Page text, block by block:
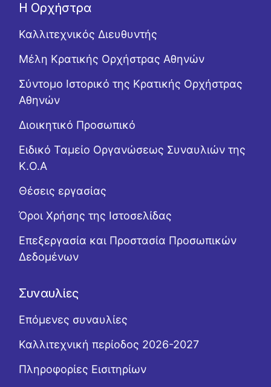
Η Ορχήστρα
Καλλιτεχνικός Διευθυντής
Μέλη Κρατικής Ορχήστρας Αθηνών
Σύντομο Ιστορικό της Κρατικής Ορχήστρας
Αθηνών
Διοικητικό Προσωπικό
Ειδικό Ταμείο Οργανώσεως Συναυλιών της
Κ.Ο.Α
Θέσεις εργασίας
Όροι Χρήσης της Ιστοσελίδας
Επεξεργασία και Προστασία Προσωπικών
Δεδομένων
Συναυλίες
Επόμενες συναυλίες
Καλλιτεχνική περίοδος 2026-2027
Πληροφορίες Εισιτηρίων